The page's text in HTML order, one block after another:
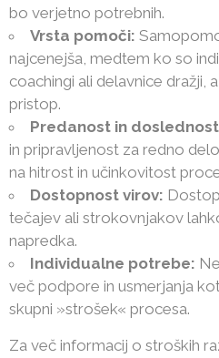
bo verjetno potrebnih.
Vrsta pomoči:
najcenejša, medtem ko so
coachingi ali delavnice dražji,
pristop.
Predanost in
in pripravljenost za redno
na hitrost in učinkovitost
Dostopnost virov:
tečajev ali strokovnjakov
napredka.
Individualne potrebe:
več podpore in usmerjanja
skupni »strošek« procesa.
Za več informacij o stroških